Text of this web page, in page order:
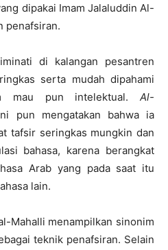
dipakai Imam Jalaluddin Al-
penafsiran.
di kalangan pesantren
serta mudah dipahami
mau pun intelektual. Al-
pun mengatakan bahwa ia
tafsir seringkas mungkin dan
bahasa, karena berangkat
Arab yang pada saat itu
lain.
Mahalli menampilkan sinonim
teknik penafsiran. Selain